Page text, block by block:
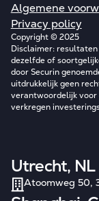
Algemene
Privacy policy
Copyright © 2025
Disclaimer:
dezelfde of
door Securin
uitdrukkelijk geen
verantwoordelijk
verkregen
Utrecht, NL
Atoomweg 50,